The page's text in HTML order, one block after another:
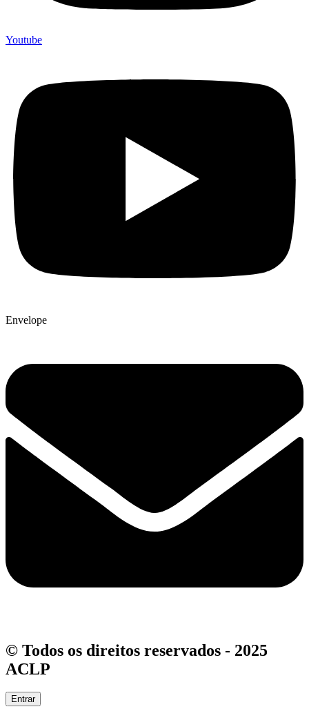
Youtube
Envelope
© Todos os direitos reservados - 2025
ACLP
Entrar